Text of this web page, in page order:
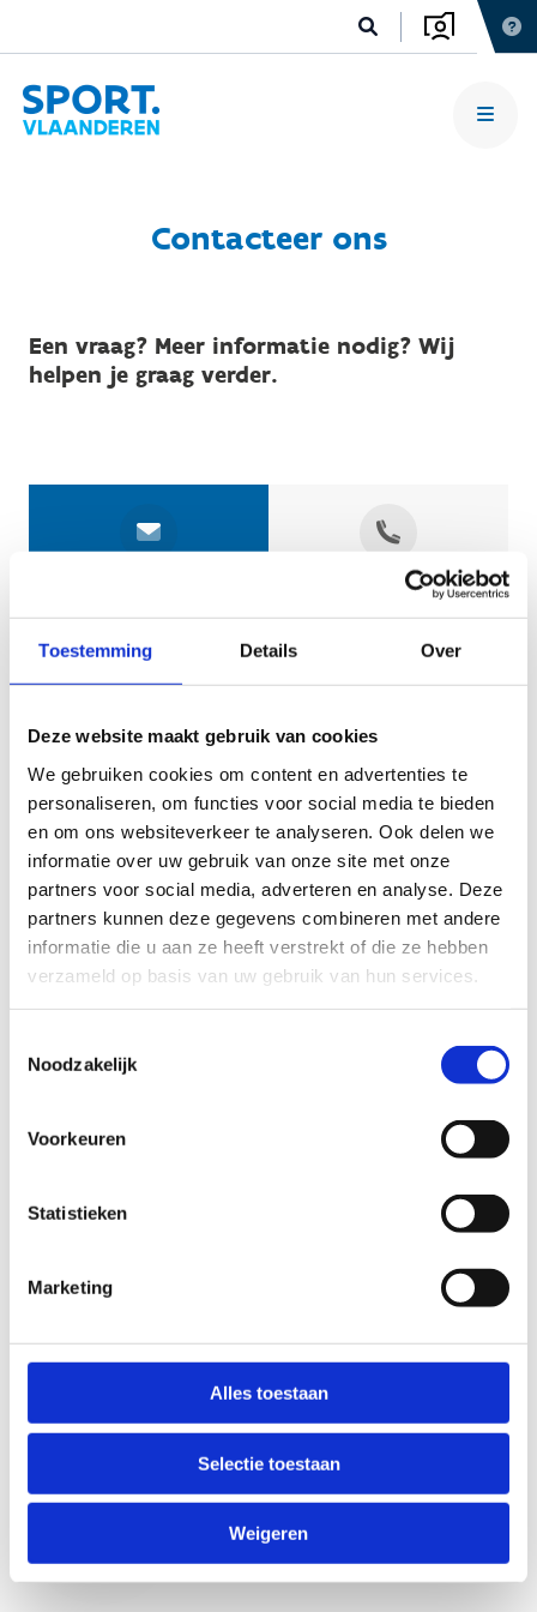
Toestemming Details Over
Deze website maakt gebruik van cookies
We gebruiken cookies om content en advertenties te
personaliseren, om functies voor social media te bieden
en om ons websiteverkeer te analyseren. Ook delen we
informatie over uw gebruik van onze site met onze
partners voor social media, adverteren en analyse. Deze
partners kunnen deze gegevens combineren met andere
informatie die u aan ze heeft verstrekt of die ze hebben
verzameld op basis van uw gebruik van hun services.
Noodzakelijk
Voorkeuren
Statistieken
Marketing
Alles toestaan
Selectie toestaan
Weigeren
Contacteer ons
Een vraag? Meer informatie nodig? Wij
helpen je graag verder.
Geef aan tot welk domein jouw vraag behoort
KIES EEN DOMEIN
Jouw vraag
Anti-Robot Verification
Click to start verification
Verzend